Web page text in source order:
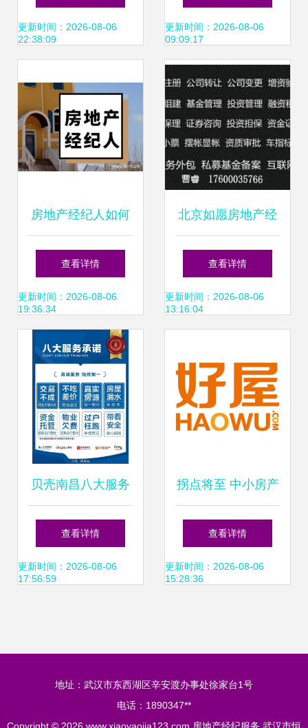
的年轻人，后来怎
更新时间：2026-08-06
22:38:09
业素养
更新时间：2026-08-06
09:09:17
房地产经纪人如何
成为购房者与卖家
的信任顾问
查看详情
更新时间：2026-08-06
19:36:34
北京如愿房地产经
纪服务部 专业赋
能，助力安居梦
查看详情
更新时间：2026-08-06
13:16:04
贝壳南昌八大服务
承诺 以标准引领房
产经纪服务品质新
查看详情
更新时间：2026-08-06
17:56:59
拐点将至 中小房产
经纪公司的新时代
机遇
查看详情
更新时间：2026-08-06
15:28:36
地址：武汉市东西湖区辛安渡办事处徐家台1号
电话：1890347**